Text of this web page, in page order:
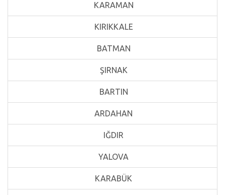
KARAMAN
KIRIKKALE
BATMAN
ŞIRNAK
BARTIN
ARDAHAN
IĞDIR
YALOVA
KARABÜK